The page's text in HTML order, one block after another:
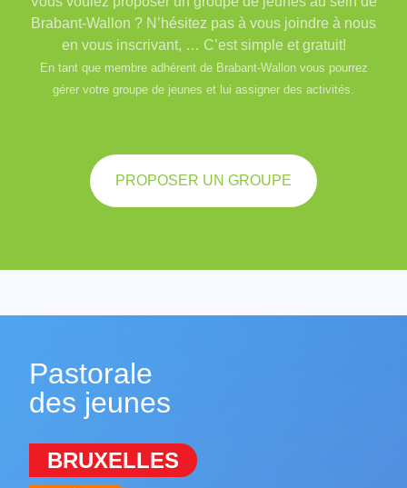
Brabant-Wallon ? N’hésitez pas à vous joindre à nous
en vous inscrivant, … C’est simple et gratuit!
En tant que membre adhérent de Brabant-Wallon vous pourrez
gérer votre groupe de jeunes et lui assigner des activités.
PROPOSER UN GROUPE
Pastorale
des jeunes
BRUXELLES